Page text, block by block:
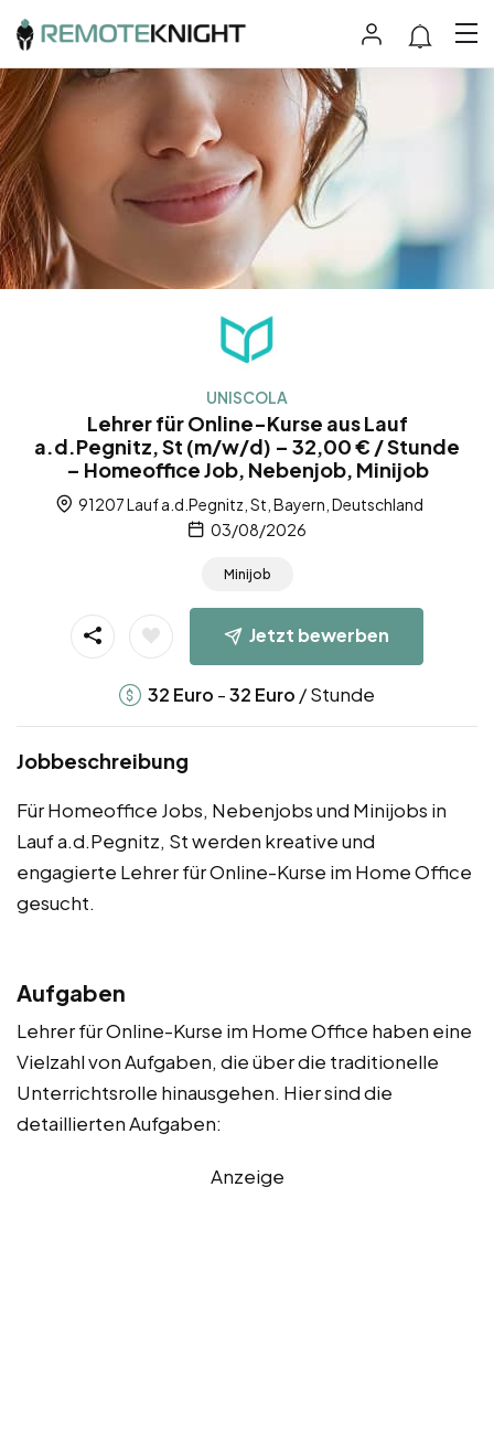
UNISCOLA
Lehrer für Online-Kurse aus Lauf
a.d.Pegnitz, St (m/w/d) – 32,00 € / Stunde
– Homeoffice Job, Nebenjob, Minijob
91207 Lauf a.d.Pegnitz, St, Bayern, Deutschland
03/08/2026
Minijob
Jetzt bewerben
32 Euro -32 Euro / Stunde
Jobbeschreibung
Für Homeoffice Jobs, Nebenjobs und Minijobs in
Lauf a.d.Pegnitz, St werden kreative und
engagierte Lehrer für Online-Kurse im Home Office
gesucht.
Aufgaben
Lehrer für Online-Kurse im Home Office haben eine
Vielzahl von Aufgaben, die über die traditionelle
Unterrichtsrolle hinausgehen. Hier sind die
detaillierten Aufgaben:
Anzeige